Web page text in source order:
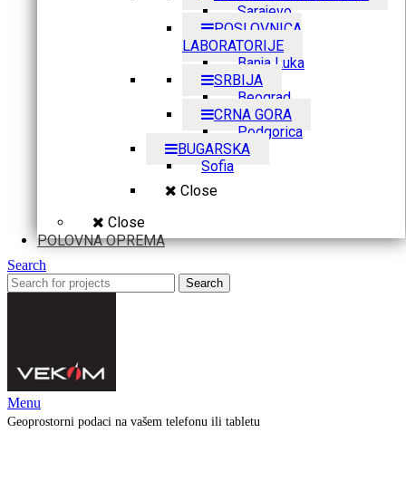
Sarajevo
POSLOVNICA
LABORATORIJE
Banja Luka
SRBIJA
Beograd
CRNA GORA
Podgorica
BUGARSKA
Sofia
Close
Close
POLOVNA OPREMA
Search
Search
Menu
Geoprostorni podaci na vašem telefonu ili tabletu